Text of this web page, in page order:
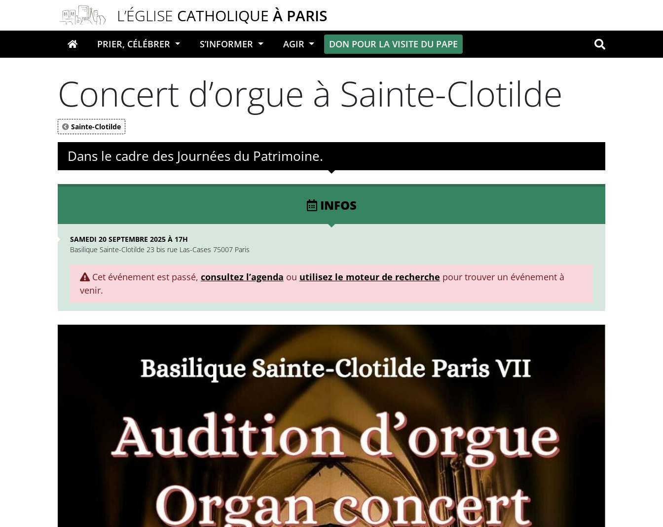
L’ÉGLISE CATHOLIQUE À PARIS
Votre recherche OK
PRIER, CÉLÉBRER S’INFORMER AGIR DON POUR LA VISITE DU PAPE
Concert d’orgue à Sainte-Clotilde
Sainte-Clotilde
Dans le cadre des Journées du Patrimoine.
INFOS
SAMEDI 20 SEPTEMBRE 2025 À 17H
Basilique Sainte-Clotilde 23 bis rue Las-Cases 75007 Paris
Cet événement est passé, consultez l’agenda ou utilisez le moteur de recherche pour trouver un événement à
venir.
Panneau de gestion des cookies